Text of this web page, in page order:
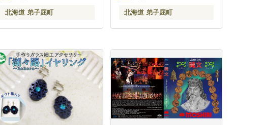
北海道 弟子屈町 北海道 弟子屈町